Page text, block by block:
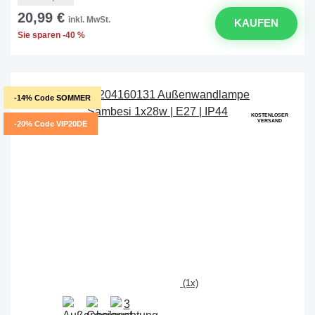
20,99 € inkl. MwSt.
Sie sparen -40 %
KAUFEN
-14% Code SOMMER
-20% Code VIP20DE
KOSTENLOSER
VERSAND
(1x)